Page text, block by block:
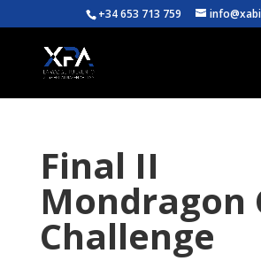
+34 653 713 759
Final II
Mondragon
Challenge